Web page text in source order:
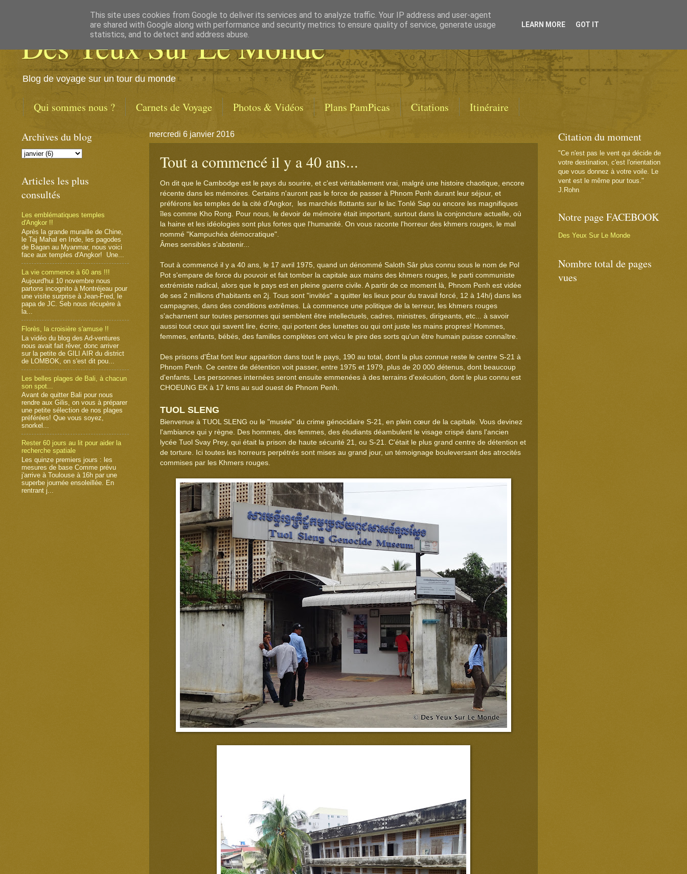
Des Yeux Sur Le Monde
Blog de voyage sur un tour du monde
Qui sommes nous ? Carnets de Voyage Photos & Vidéos Plans PamPicas Citations Itinéraire
mercredi 6 janvier 2016
Tout a commencé il y a 40 ans...
On dit que le Cambodge est le pays du sourire, et c'est véritablement vrai, malgré une histoire chaotique, encore
récente dans les mémoires. Certains n'auront pas le force de passer à Phnom Penh durant leur séjour, et
préférons les temples de la cité d'Angkor, les marchés flottants sur le lac Tonlé Sap ou encore les magnifiques
îles comme Kho Rong. Pour nous, le devoir de mémoire était important, surtout dans la conjoncture actuelle, où
la haine et les idéologies sont plus fortes que l'humanité. On vous raconte l'horreur des khmers rouges, le mal
nommé "Kampuchéa démocratique".
Âmes sensibles s'abstenir...
Tout à commencé il y a 40 ans, le 17 avril 1975, quand un dénommé Saloth Sâr plus connu sous le nom de Pol
Pot s'empare de force du pouvoir et fait tomber la capitale aux mains des khmers rouges, le parti communiste
extrémiste radical, alors que le pays est en pleine guerre civile. A partir de ce moment là, Phnom Penh est vidée
de ses 2 millions d'habitants en 2j. Tous sont "invités" a quitter les lieux pour du travail forcé, 12 à 14h/j dans les
campagnes, dans des conditions extrêmes. Là commence une politique de la terreur, les khmers rouges
s'acharnent sur toutes personnes qui semblent être intellectuels, cadres, ministres, dirigeants, etc... à savoir
aussi tout ceux qui savent lire, écrire, qui portent des lunettes ou qui ont juste les mains propres! Hommes,
femmes, enfants, bébés, des familles complètes ont vécu le pire des sorts qu'un être humain puisse connaître.
Des prisons d'État font leur apparition dans tout le pays, 190 au total, dont la plus connue reste le centre S-21 à
Phnom Penh. Ce centre de détention voit passer, entre 1975 et 1979, plus de 20 000 détenus, dont beaucoup
d'enfants. Les personnes internées seront ensuite emmenées à des terrains d'exécution, dont le plus connu est
CHOEUNG EK à 17 kms au sud ouest de Phnom Penh.
TUOL SLENG
Bienvenue à TUOL SLENG ou le "musée" du crime génocidaire S-21, en plein cœur de la capitale. Vous devinez
l'ambiance qui y règne. Des hommes, des femmes, des étudiants déambulent le visage crispé dans l'ancien
lycée Tuol Svay Prey, qui était la prison de haute sécurité 21, ou S-21. C'était le plus grand centre de détention et
de torture. Ici toutes les horreurs perpétrés sont mises au grand jour, un témoignage bouleversant des atrocités
commises par les Khmers rouges.
Archives du blog
Articles les plus
consultés
Les emblématiques temples
d'Angkor !!
Après la grande muraille de Chine,
le Taj Mahal en Inde, les pagodes
de Bagan au Myanmar, nous voici
face aux temples d'Angkor! Une...
La vie commence à 60 ans !!!
Aujourd'hui 10 novembre nous
partons incognito à Montréjeau pour
une visite surprise à Jean-Fred, le
papa de JC. Seb nous récupère à
la...
Florès, la croisière s'amuse !!
La vidéo du blog des Ad-ventures
nous avait fait rêver, donc arriver
sur la petite de GILI AIR du district
de LOMBOK, on s'est dit pou...
Les belles plages de Bali, à chacun
son spot...
Avant de quitter Bali pour nous
rendre aux Gilis, on vous à préparer
une petite sélection de nos plages
préférées! Que vous soyez,
snorkel...
Rester 60 jours au lit pour aider la
recherche spatiale
Les quinze premiers jours : les
mesures de base Comme prévu
j'arrive à Toulouse à 16h par une
superbe journée ensoleillée. En
rentrant j...
Citation du moment
"Ce n'est pas le vent qui décide de
votre destination, c'est l'orientation
que vous donnez à votre voile. Le
vent est le même pour tous."
J.Rohn
Notre page FACEBOOK
Des Yeux Sur Le Monde
Nombre total de pages
vues
This site uses cookies from Google to deliver its services and to analyze traffic. Your IP address and user-agent
are shared with Google along with performance and security metrics to ensure quality of service, generate usage
statistics, and to detect and address abuse.
LEARN MORE GOT IT